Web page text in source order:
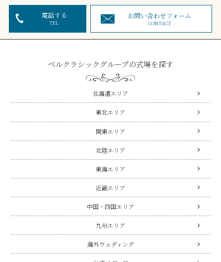
電話する
TEL
お問い合わせフォーム
CONTACT
ベルクラシックグループの式場を探す
北海道エリア
東北エリア
関東エリア
北陸エリア
東海エリア
近畿エリア
中国・四国エリア
九州エリア
海外ウェディング